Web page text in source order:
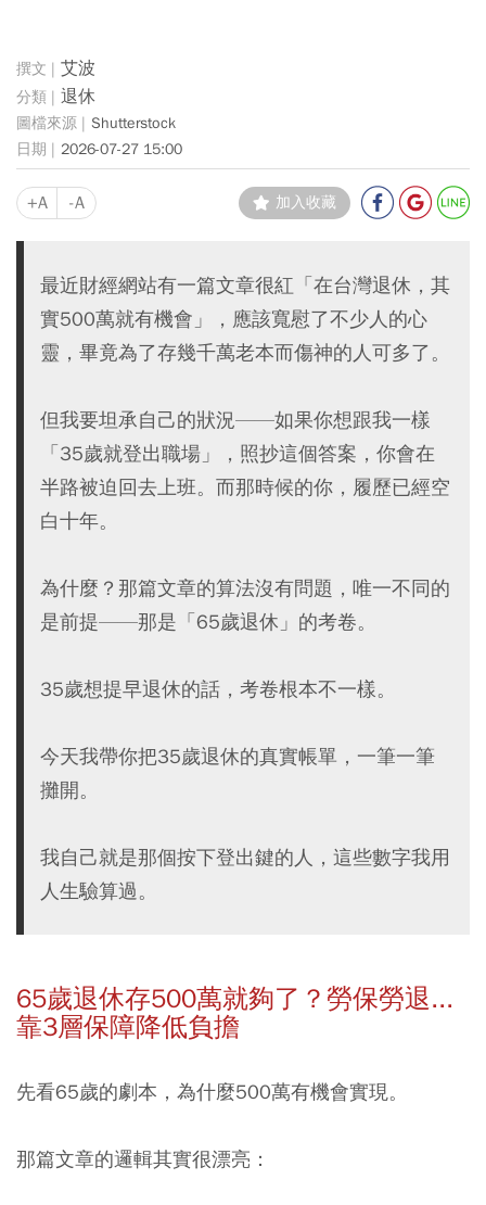
艾波
退休
Shutterstock
2026-07-27 15:00
+A -A 加入收藏
最近財經網站有一篇文章很紅「在台灣退休，其
實500萬就有機會」，應該寬慰了不少人的心
靈，畢竟為了存幾千萬老本而傷神的人可多了。
但我要坦承自己的狀況——如果你想跟我一樣
「35歲就登出職場」，照抄這個答案，你會在
半路被迫回去上班。而那時候的你，履歷已經空
白十年。
為什麼？那篇文章的算法沒有問題，唯一不同的
是前提——那是「65歲退休」的考卷。
35歲想提早退休的話，考卷根本不一樣。
今天我帶你把35歲退休的真實帳單，一筆一筆
攤開。
我自己就是那個按下登出鍵的人，這些數字我用
人生驗算過。
65歲退休存500萬就夠了？勞保勞退...
靠3層保障降低負擔
先看65歲的劇本，為什麼500萬有機會實現。
那篇文章的邏輯其實很漂亮：